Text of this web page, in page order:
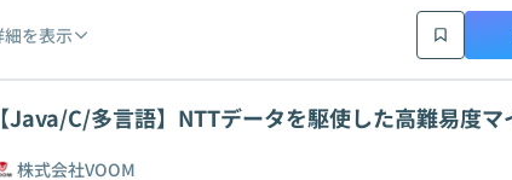
細を表示
【Java/C/多言語】NTTデータを駆使した高難易度
株式会社VOOM